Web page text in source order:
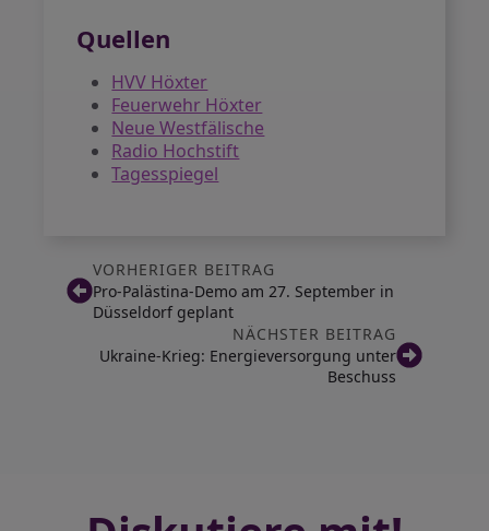
Quellen
HVV Höxter
Feuerwehr Höxter
Neue Westfälische
Radio Hochstift
Tagesspiegel
VORHERIGER BEITRAG
Pro-Palästina-Demo am 27. September in
Düsseldorf geplant
NÄCHSTER BEITRAG
Ukraine-Krieg: Energieversorgung unter
Beschuss